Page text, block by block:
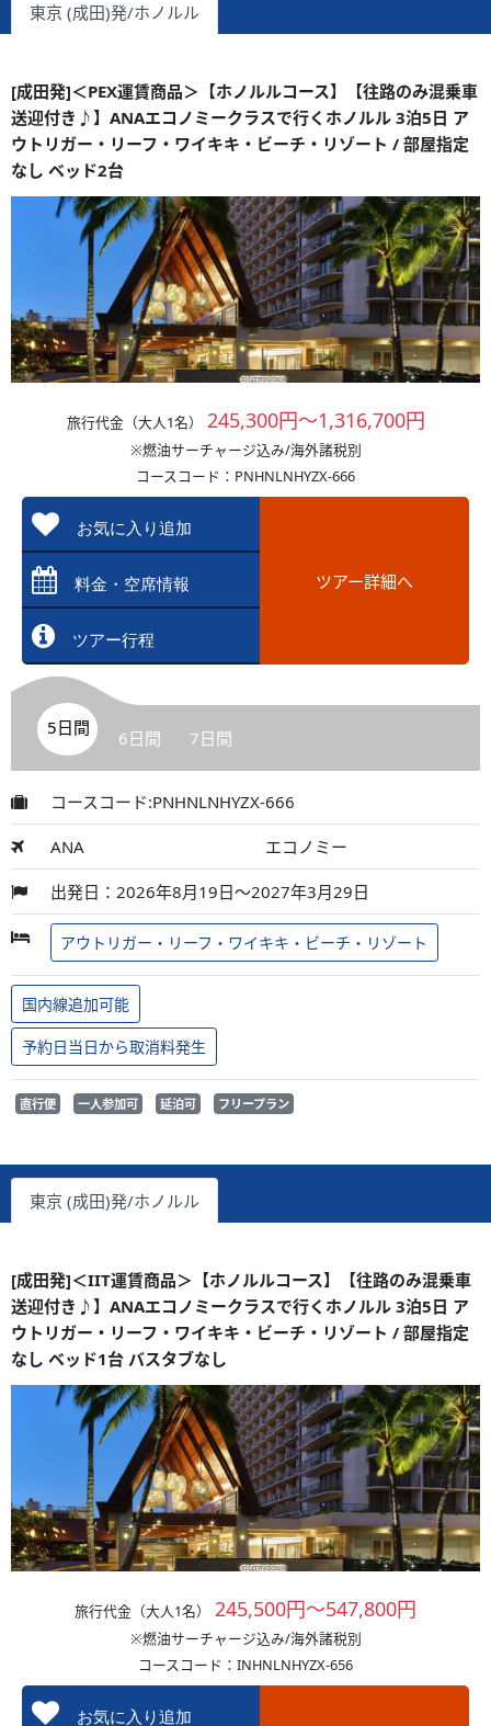
東京 (成田)発/ホノルル
[成田発]＜PEX運賃商品＞【ホノルルコース】【往路のみ混乗車
送迎付き♪】ANAエコノミークラスで行くホノルル 3泊5日 ア
ウトリガー・リーフ・ワイキキ・ビーチ・リゾート / 部屋指定
なし ベッド2台
旅行代金（大人1名） 245,300円～1,316,700円
※燃油サーチャージ込み/海外諸税別
コースコード：PNHNLNHYZX-666
お気に入り追加
料金・空席情報
ツアー行程
ツアー詳細へ
5日間 6日間 7日間
コースコード:PNHNLNHYZX-666
ANA エコノミー
出発日：2026年8月19日～2027年3月29日
アウトリガー・リーフ・ワイキキ・ビーチ・リゾート
国内線追加可能
予約日当日から取消料発生
直行便 一人参加可 延泊可 フリープラン
東京 (成田)発/ホノルル
[成田発]＜IIT運賃商品＞【ホノルルコース】【往路のみ混乗車
送迎付き♪】ANAエコノミークラスで行くホノルル 3泊5日 ア
ウトリガー・リーフ・ワイキキ・ビーチ・リゾート / 部屋指定
なし ベッド1台 バスタブなし
旅行代金（大人1名） 245,500円～547,800円
※燃油サーチャージ込み/海外諸税別
コースコード：INHNLNHYZX-656
お気に入り追加